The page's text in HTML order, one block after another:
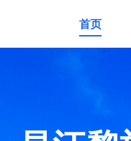
首页